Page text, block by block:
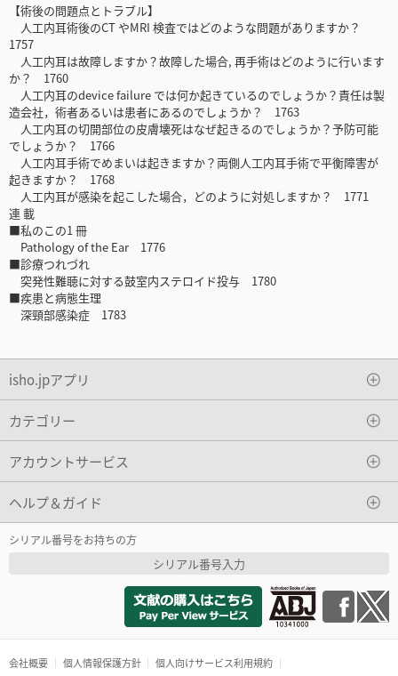
【術後の問題点とトラブル】
人工内耳術後のCT やMRI 検査ではどのような問題がありますか？
1757
人工内耳は故障しますか？故障した場合, 再手術はどのように行います
か？ 1760
人工内耳のdevice failure では何か起きているのでしょうか？責任は製
造会社，術者あるいは患者にあるのでしょうか？ 1763
人工内耳の切開部位の皮膚壊死はなぜ起きるのでしょうか？予防可能
でしょうか？ 1766
人工内耳手術でめまいは起きますか？両側人工内耳手術で平衡障害が
起きますか？ 1768
人工内耳が感染を起こした場合，どのように対処しますか？ 1771
連 載
■私のこの1 冊
Pathology of the Ear 1776
■診療つれづれ
突発性難聴に対する鼓室内ステロイド投与 1780
■疾患と病態生理
深頸部感染症 1783
isho.jpアプリ
カテゴリー
アカウントサービス
ヘルプ＆ガイド
シリアル番号をお持ちの方
シリアル番号入力
会社概要 個人情報保護方針
個人向けサービス利用規約